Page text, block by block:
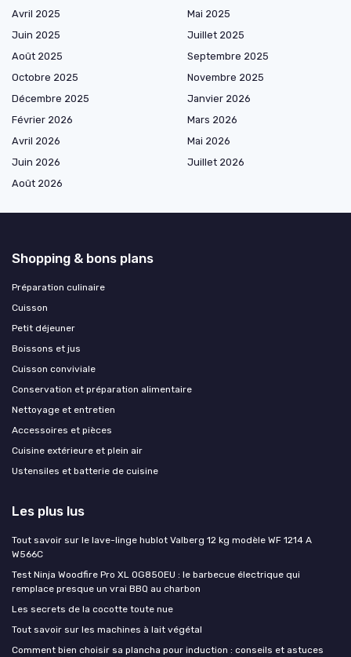
Avril 2025
Mai 2025
Juin 2025
Juillet 2025
Août 2025
Septembre 2025
Octobre 2025
Novembre 2025
Décembre 2025
Janvier 2026
Février 2026
Mars 2026
Avril 2026
Mai 2026
Juin 2026
Juillet 2026
Août 2026
Shopping & bons plans
Préparation culinaire
Cuisson
Petit déjeuner
Boissons et jus
Cuisson conviviale
Conservation et préparation alimentaire
Nettoyage et entretien
Accessoires et pièces
Cuisine extérieure et plein air
Ustensiles et batterie de cuisine
Les plus lus
Tout savoir sur le lave-linge hublot Valberg 12 kg modèle WF 1214 A
W566C
Test Ninja Woodfire Pro XL OG850EU : le barbecue électrique qui
remplace presque un vrai BBQ au charbon
Les secrets de la cocotte toute nue
Tout savoir sur les machines à lait végétal
Comment bien choisir sa plancha pour induction : conseils et astuces